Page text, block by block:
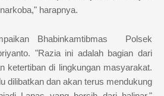
harapnya.
Bhabinkamtibmas Polsek
"Razia ini adalah bagian dari
ketertiban di lingkungan masyarakat.
dilibatkan dan akan terus mendukung